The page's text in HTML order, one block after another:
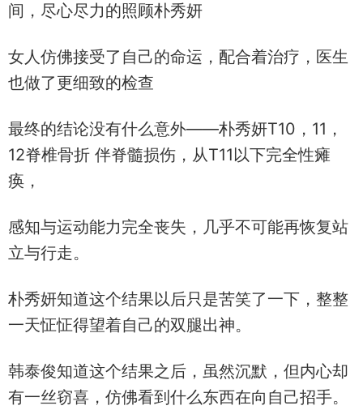
间，尽心尽力的照顾朴秀妍
女人仿佛接受了自己的命运，配合着治疗，医生
也做了更细致的检查
最终的结论没有什么意外——朴秀妍T10，11，
12脊椎骨折 伴脊髓损伤，从T11以下完全性瘫
痪，
感知与运动能力完全丧失，几乎不可能再恢复站
立与行走。
朴秀妍知道这个结果以后只是苦笑了一下，整整
一天怔怔得望着自己的双腿出神。
韩泰俊知道这个结果之后，虽然沉默，但内心却
有一丝窃喜，仿佛看到什么东西在向自己招手。